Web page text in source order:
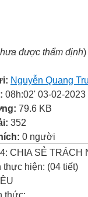
được thẩm định)
Nguyễn Quang
08h:02' 03-02-2023
79.6 KB
352
0 người
CHIA SẺ TRÁCH
hiện: (04 tiết)
thức: